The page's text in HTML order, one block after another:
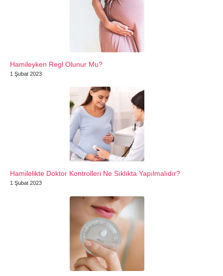
Hamileyken Regl Olunur Mu?
1 Şubat 2023
Hamilelikte Doktor Kontrolleri Ne Sıklıkta Yapılmalıdır?
1 Şubat 2023